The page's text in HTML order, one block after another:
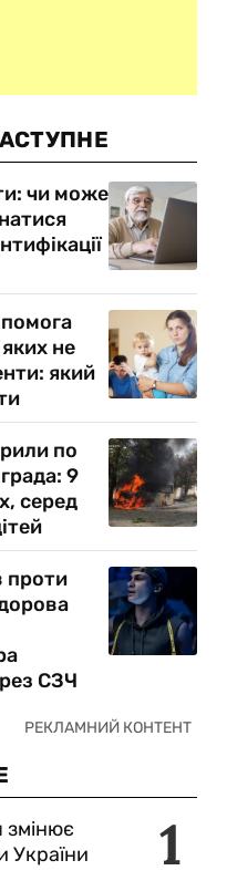
чи може
не
який
по
9
серед
проти
СЗЧ
1
змінює
України